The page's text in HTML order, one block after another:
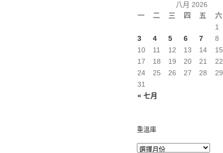
八月 2026
一
二 三 四 五 六
« 七月
1
3
4 5 6 7 8
10
11 12 13 14 15
17
18 19 20 21 22
24
25 26 27 28 29
31
重溫庫